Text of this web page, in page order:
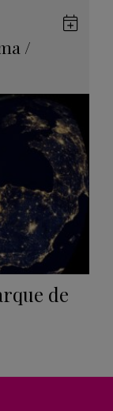
/
de